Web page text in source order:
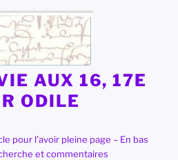
AUX 16, 17E
ODILE
pour l'avoir pleine page – En bas
et commentaires